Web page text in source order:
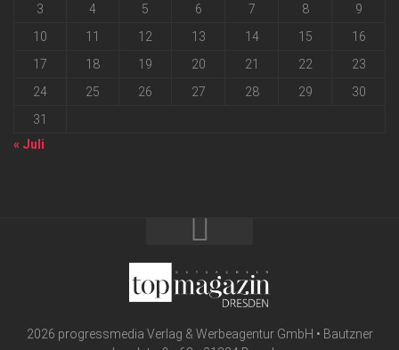
3
4 5 6 7 8
9
10
11 12 13 14 15
16
17
18 19 20 21 22
23
24
25 26 27 28 29
30
31
« Juli
2026 progressmedia Verlag & Werbeagentur GmbH • Bautzner